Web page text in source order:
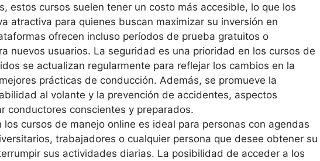
estos cursos suelen tener un costo más accesible, lo que los
atractiva para quienes buscan maximizar su inversión en
ofrecen incluso períodos de prueba gratuitos o
nuevos usuarios. La seguridad es una prioridad en los cursos de
se actualizan regularmente para reflejar los cambios en la
prácticas de conducción. Además, se promueve la
al volante y la prevención de accidentes, aspectos
conductores conscientes y preparados.
cursos de manejo online es ideal para personas con agendas
trabajadores o cualquier persona que desee obtener su
sus actividades diarias. La posibilidad de acceder a los